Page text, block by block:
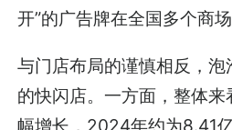
开”的广告牌在全国多个商场
与门店布局的谨慎相反，泡
的快闪店。一方面，整体
幅增长，2024年约为8.41